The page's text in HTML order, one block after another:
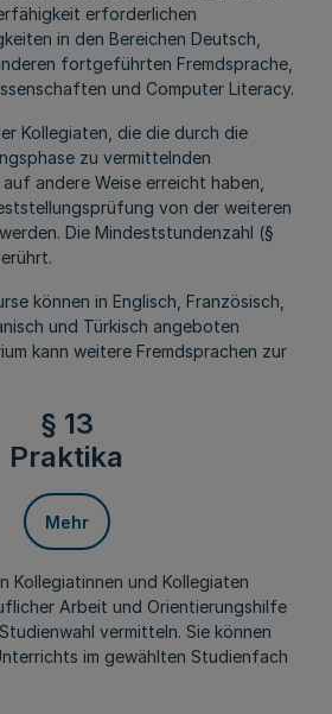
erforderlichen
in den Bereichen Deutsch,
fortgeführten Fremdsprache,
und Computer Literacy.
Kollegiaten, die die durch die
zu vermittelnden
andere Weise erreicht haben,
von der weiteren
Die Mindeststundenzahl (§
können in Englisch, Französisch,
und Türkisch angeboten
kann weitere Fremdsprachen zur
§ 13
Praktika
Mehr
Kollegiatinnen und Kollegiaten
Arbeit und Orientierungshilfe
vermitteln. Sie können
im gewählten Studienfach